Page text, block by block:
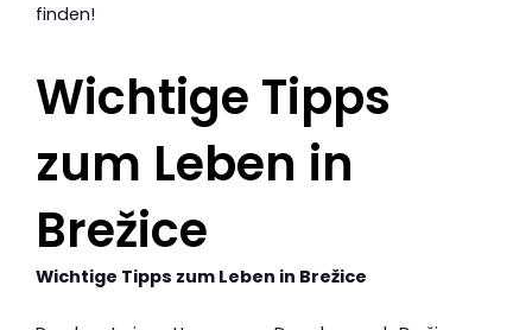
finden!
Wichtige Tipps
zum Leben in
Brežice
Wichtige Tipps zum Leben in Brežice